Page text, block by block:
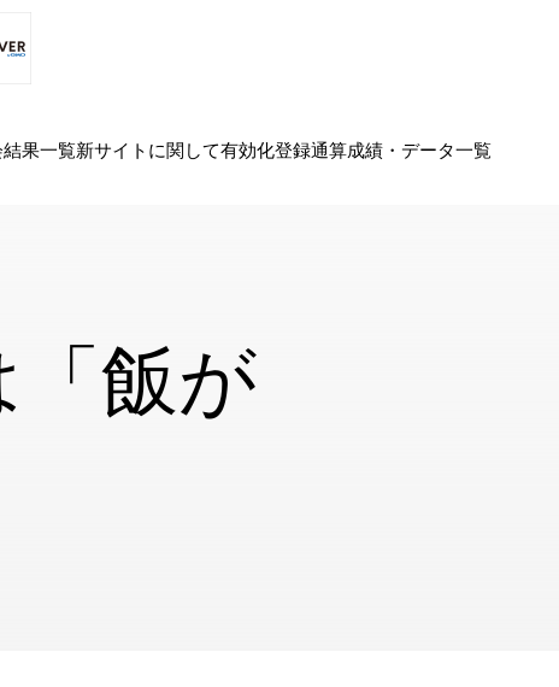
果一覧新サイトに関して有効化登録通算成績・データ一覧
「飯が